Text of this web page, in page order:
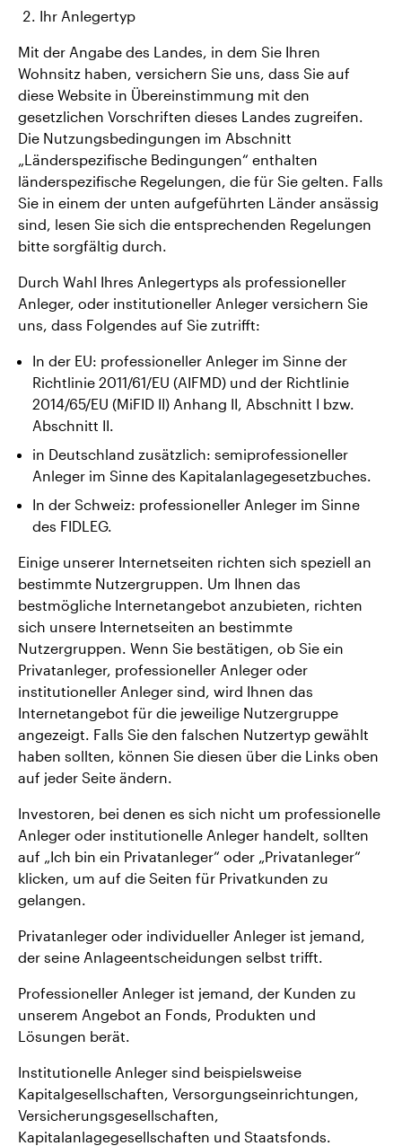
Ihr Anlegertyp
Mit der Angabe des Landes, in dem Sie Ihren
Wohnsitz haben, versichern Sie uns, dass Sie auf
diese Website in Übereinstimmung mit den
gesetzlichen Vorschriften dieses Landes zugreifen.
Die Nutzungsbedingungen im Abschnitt
„Länderspezifische Bedingungen“ enthalten
länderspezifische Regelungen, die für Sie gelten. Falls
Sie in einem der unten aufgeführten Länder ansässig
sind, lesen Sie sich die entsprechenden Regelungen
bitte sorgfältig durch.
Durch Wahl Ihres Anlegertyps als professioneller
Anleger, oder institutioneller Anleger versichern Sie
uns, dass Folgendes auf Sie zutrifft:
In der EU: professioneller Anleger im Sinne der
Richtlinie 2011/61/EU (AIFMD) und der Richtlinie
2014/65/EU (MiFID II) Anhang II, Abschnitt I bzw.
Abschnitt II.
in Deutschland zusätzlich: semiprofessioneller
Anleger im Sinne des Kapitalanlagegesetzbuches.
In der Schweiz: professioneller Anleger im Sinne
des FIDLEG.
Einige unserer Internetseiten richten sich speziell an
bestimmte Nutzergruppen. Um Ihnen das
bestmögliche Internetangebot anzubieten, richten
sich unsere Internetseiten an bestimmte
Nutzergruppen. Wenn Sie bestätigen, ob Sie ein
Privatanleger, professioneller Anleger oder
institutioneller Anleger sind, wird Ihnen das
Internetangebot für die jeweilige Nutzergruppe
angezeigt. Falls Sie den falschen Nutzertyp gewählt
haben sollten, können Sie diesen über die Links oben
auf jeder Seite ändern.
Investoren, bei denen es sich nicht um professionelle
Anleger oder institutionelle Anleger handelt, sollten
auf „Ich bin ein Privatanleger“ oder „Privatanleger“
klicken, um auf die Seiten für Privatkunden zu
gelangen.
Privatanleger oder individueller Anleger ist jemand,
der seine Anlageentscheidungen selbst trifft.
Professioneller Anleger ist jemand, der Kunden zu
unserem Angebot an Fonds, Produkten und
Lösungen berät.
Institutionelle Anleger sind beispielsweise
Kapitalgesellschaften, Versorgungseinrichtungen,
Versicherungsgesellschaften,
Kapitalanlagegesellschaften und Staatsfonds.